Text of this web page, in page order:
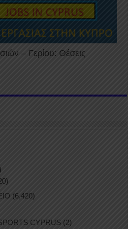
– Γερίου: Θέσεις
(6,420)
CYPRUS (2)